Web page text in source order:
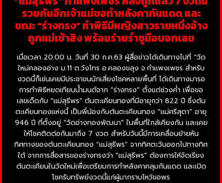
รวยกันอีกเจ้าแม่ขอทำหลังคากันแดด และ
ขณะ “ร่างทรง” ทำพิธีมีหญิงสาวรายหนึ่งอ้าง
ถูกแม่เข้าสิง พร้อมร่ายรำชูมือบอกเลข
เมื่อเวลา 20.00 น. วันที่ 30 ก.ค.63 ผู้สื่อข่าวได้เดินทางไปที่ “วัด
ใหม่คลองอ่าง ม.11 ต.วังไทร อ.คลองขลุง จ.กำแพงเพชร สำหรับ
งวดนี้ก็เช่นเคยมีประชาขนนักเสี่ยงโชคหลายพื้นที่ ได้เดินทางมารอ
การทำพิธีหยดเทียนน้ำมนต์จาก “ร่างทรง” ตั้งแต่ช่วงค่ำ เพื่อขอ
เลขเด็ดกับ “แม่สุธีพร” ต้นตะเคียนทองที่มีอายุกว่า 822 ปี ซึ่งต้น
ตะเคียนทองแห่งนี้ เป็นพี่น้องกับต้นตะเคียนทอง “แม่ศรีสุดา” อายุ
946 ปี ที่ตั้งอยู่ “วัดอ่างทองพัฒนา” ในพื้นที่ใกล้เคียงกัน และเคย
ให้โชคติดต่อกันมาถึง 7 งวด สำหรับวันนี้มีการเคลื่อนย้ายหัน
ทิศทางของต้นตะเคียนทอง “แม่สุธีพร” จากทิศตะวันออกไปทางทิศ
ใต้ จากการสื่อสารของร่างทรงว่า “แม่สุธีพร” ต้องการให้จัดเรียง
ต้นตะเคียนในวัดใหม่เพื่อเตรียมการทำหลังคาคลุมกันแดด และเปิด
โชครับทรัพย์งวดนี้แก่ผู้มากราบไหว้ขอพร